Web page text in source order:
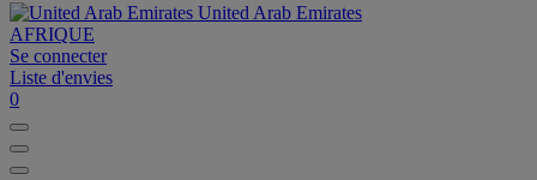
United Arab Emirates
AFRIQUE
Se connecter
Liste d'envies
0